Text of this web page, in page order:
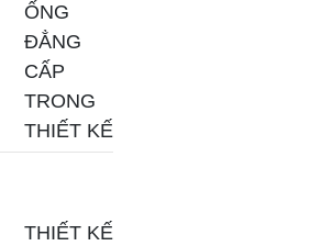
ỐNG
ĐẲNG
CẤP
TRONG
THIẾT KẾ
THIẾT KẾ